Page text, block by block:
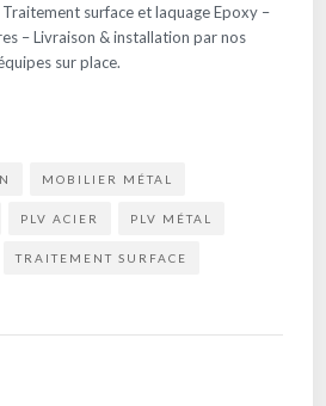
surface et laquage Epoxy –
– Livraison & installation par nos
sur place.
MOBILIER MÉTAL
PLV ACIER PLV MÉTAL
TRAITEMENT SURFACE